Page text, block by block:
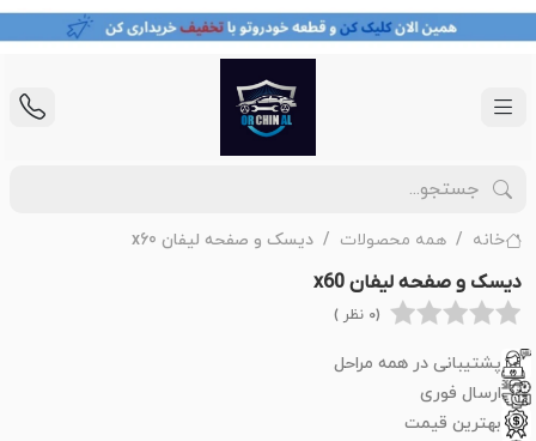
خانه همه محصولات دیسک و صفحه لیفان x60
دیسک و صفحه لیفان x60
(0 نظر )
پشتیبانی در همه مراحل
ارسال فوری
بهترین قیمت